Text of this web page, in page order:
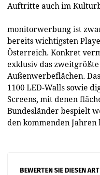
Auftritte auch im
monitorwerbung ist
bereits wichtigsten
Österreich. Konkret
exklusiv das
Außenwerbeflächen.
1100 LED-Walls sowie
Screens, mit denen
Bundesländer bespielt
den kommenden
BEWERTEN SIE DIESEN